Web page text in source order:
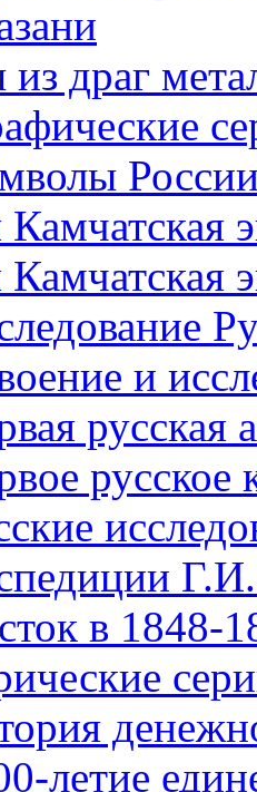
драг
Камчатская
Камчатская
и
русская
русское
в 1848-
летие